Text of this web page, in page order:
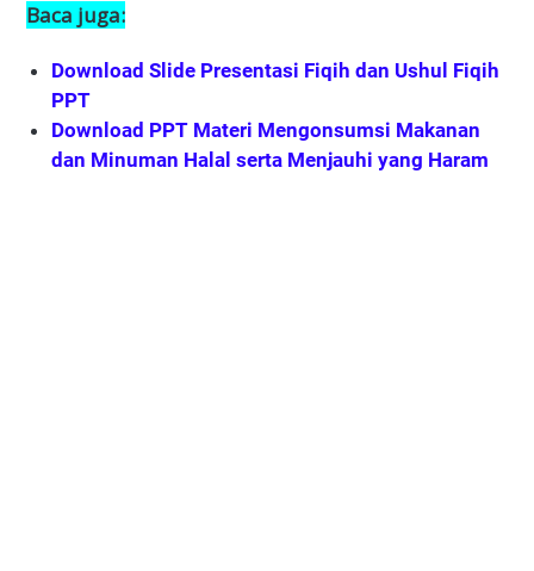
Baca juga:
Download Slide Presentasi Fiqih dan Ushul Fiqih
PPT
Download PPT Materi Mengonsumsi Makanan
dan Minuman Halal serta Menjauhi yang Haram